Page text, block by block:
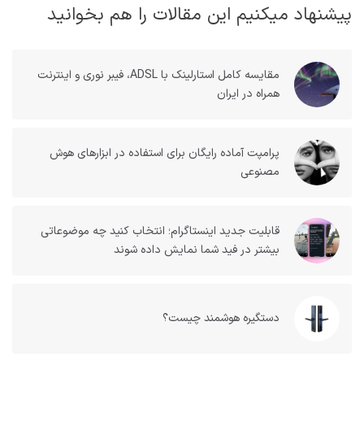
پیشنهاد میکنیم این مقالات را هم بخوانید
مقایسه کامل استارلینک با ADSL، فیبر نوری و اینترنت
همراه در ایران
پرامپت آماده رایگان برای استفاده در ابزارهای هوش
مصنوعی
قابلیت جدید اینستاگرام؛ انتخاب کنید چه موضوعاتی
بیشتر در فید شما نمایش داده شوند
دستگیره هوشمند چیست؟